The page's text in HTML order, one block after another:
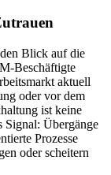
Blick auf die
Beschäftigte
aktuell
oder vor dem
ist keine
Signal: Übergänge
Prozesse
oder scheitern